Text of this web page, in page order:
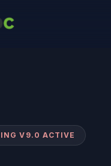
V9.0 ACTIVE